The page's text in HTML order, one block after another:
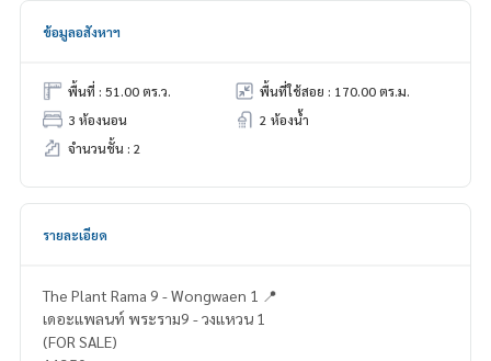
ข้อมูลอสังหาฯ
พื้นที่ : 51.00 ตร.ว.
พื้นที่ใช้สอย : 170.00 ตร.ม.
3 ห้องนอน
2 ห้องน้ำ
จำนวนชั้น : 2
รายละเอียด
The Plant Rama 9 - Wongwaen 1 📍
เดอะแพลนท์ พระราม9 - วงแหวน 1
(FOR SALE)